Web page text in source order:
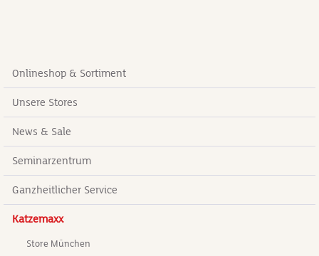
Onlineshop & Sortiment
Unsere Stores
News & Sale
Seminarzentrum
Ganzheitlicher Service
Katzemaxx
Store München